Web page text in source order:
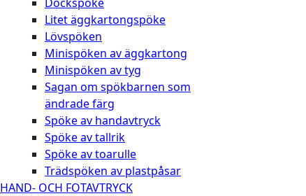
Litet äggkartongspöke
Lövspöken
Minispöken av äggkartong
Minispöken av tyg
Sagan om spökbarnen som
ändrade färg
Spöke av handavtryck
Spöke av tallrik
Spöke av toarulle
Trädspöken av plastpåsar
HAND- OCH FOTAVTRYCK